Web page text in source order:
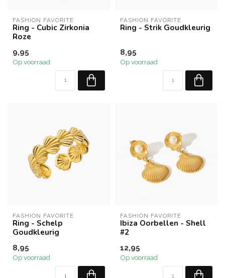
FASHION FAVORITE
Ring - Cubic Zirkonia
Roze
9,95
Op voorraad
FASHION FAVORITE
Ring - Strik Goudkleurig
8,95
Op voorraad
FASHION FAVORITE
Ring - Schelp
Goudkleurig
8,95
Op voorraad
FASHION FAVORITE
Ibiza Oorbellen - Shell
#2
12,95
Op voorraad